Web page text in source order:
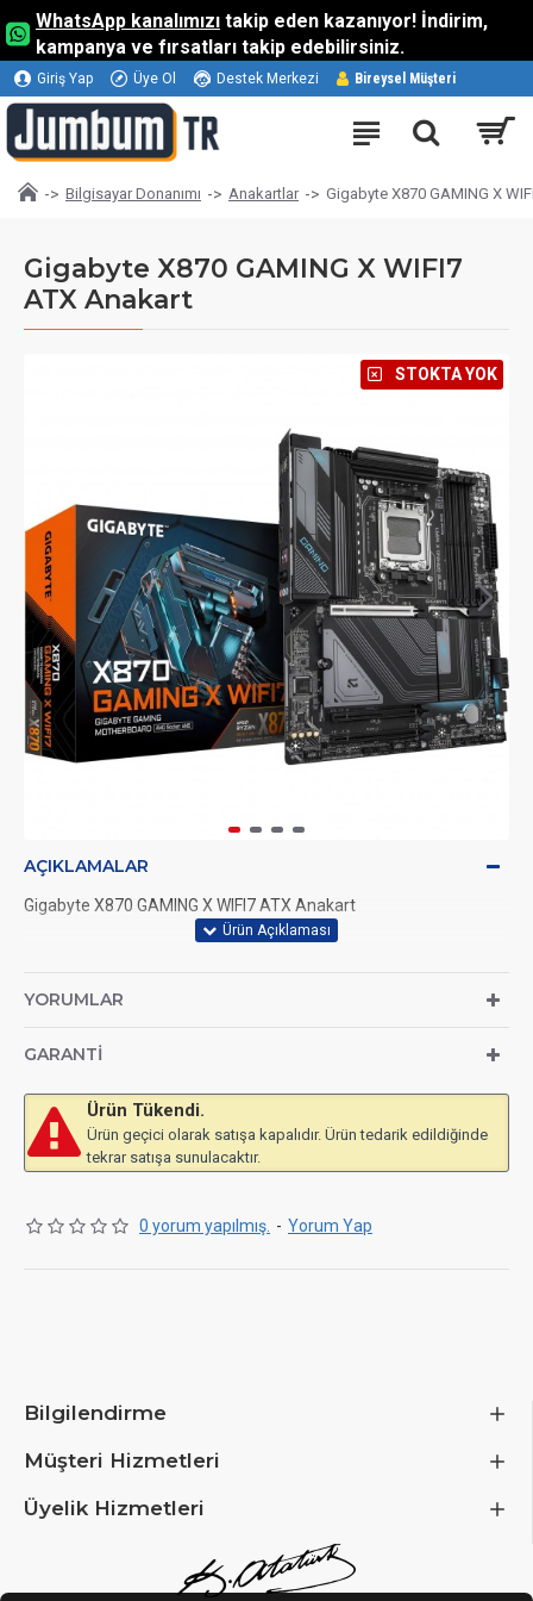
WhatsApp kanalımızı takip eden kazanıyor! İndirim,
kampanya ve fırsatları takip edebilirsiniz.
Giriş Yap Üye Ol Destek Merkezi Bireysel Müşteri
Bilgisayar Donanımı Anakartlar Gigabyte X870 GAMING X
Gigabyte X870 GAMING X WIFI7
ATX Anakart
⠀STOKTA YOK
Ürün Tükendi.
Ürün geçici olarak satışa kapalıdır. Ürün tedarik edildiğinde
tekrar satışa sunulacaktır.
AÇIKLAMALAR
Gigabyte X870 GAMING X WIFI7 ATX Anakart
YORUMLAR
GARANTI
0 yorum yapılmış. - Yorum Yap
Bilgilendirme
Müşteri Hizmetleri
Üyelik Hizmetleri